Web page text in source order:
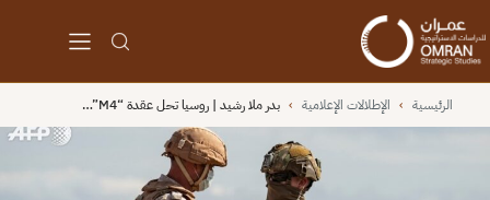
الرئيسية › الإطلالات الإعلامية › بدر ملا رشيد | روسيا تحل عقدة “M4”…